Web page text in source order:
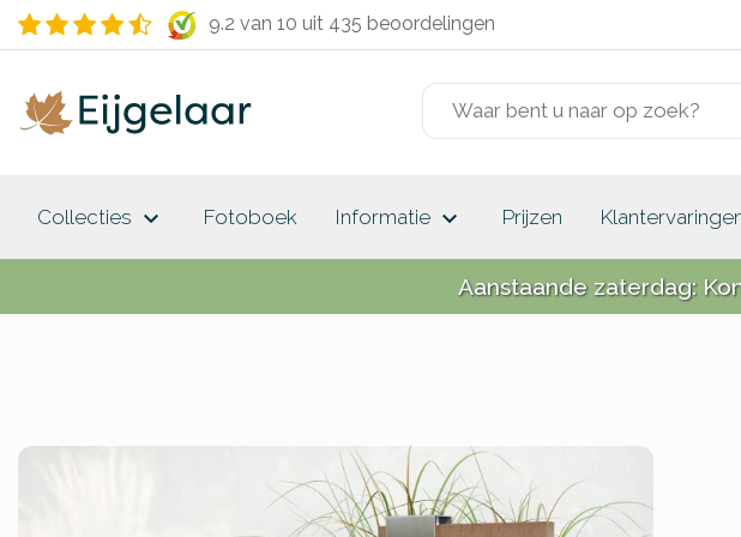
9.2 van 10 uit 435 beoordelingen
Collecties keyboard_arrow_down Fotoboek Informatie keyboard_arrow_down Prijzen
Aanstaande zaterdag: